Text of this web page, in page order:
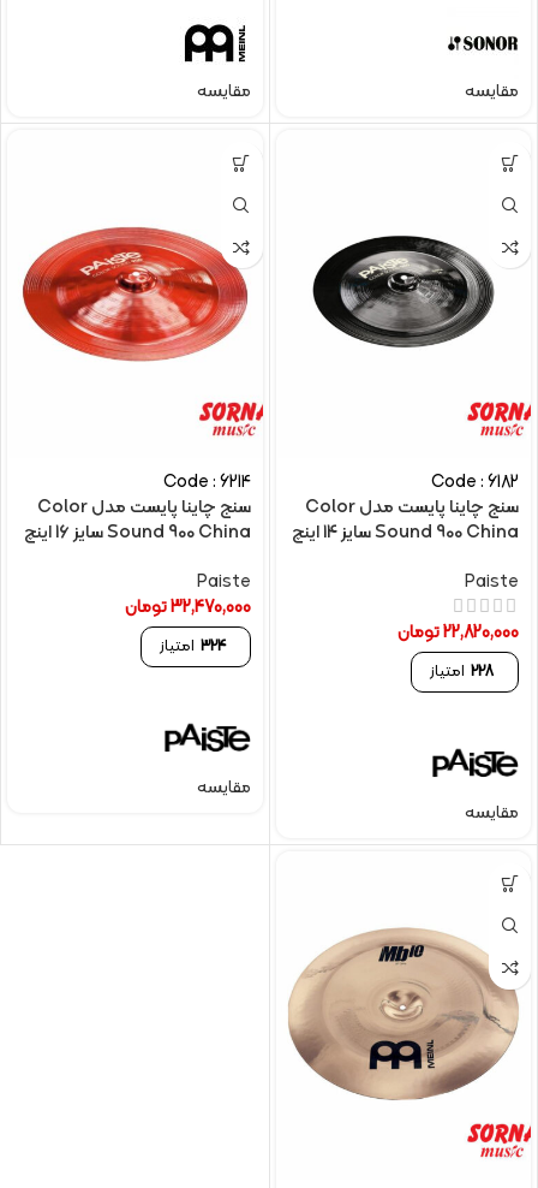
مقایسه مقایسه
Code : 6182
سنج چاینا پایست مدل Color
Sound 900 China سایز 14 اینچ
Paiste
22,820,000تومان
228 امتیاز
مقایسه
Code : 6214
سنج چاینا پایست مدل Color
Sound 900 China سایز 16 اینچ
Paiste
32,470,000تومان
324 امتیاز
مقایسه